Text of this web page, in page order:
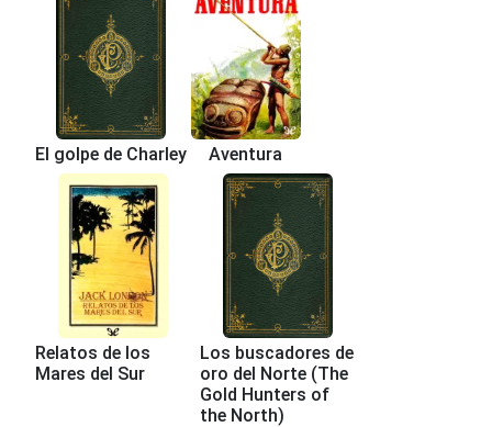
El golpe de Charley Aventura
Relatos de los
Mares del Sur
Los buscadores de
oro del Norte (The
Gold Hunters of
the North)